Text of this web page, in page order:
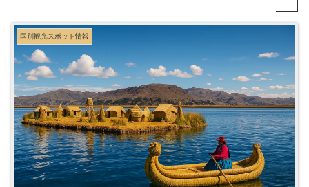
国別観光スポット情報